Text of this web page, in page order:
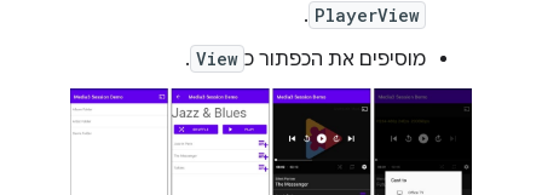
PlayerView
.
מוסיפים את הכפתור כ View
.